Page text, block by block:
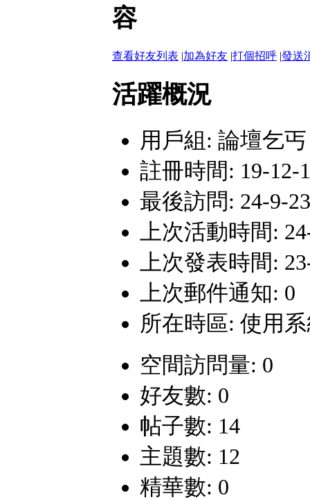
容
查看好友列表 |加為好友 |打個招呼 |發送
活躍概況
用戶組: 論壇乞丐
註冊時間: 19-12-
最後訪問: 24-9-
上次活動時間:
上次發表時間:
上次郵件通知: 0
所在時區: 使用
空間訪問量: 0
好友數: 0
帖子數: 14
主題數: 12
精華數: 0